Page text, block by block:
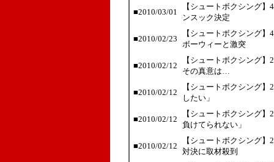
■2010/03/01
【シュートボクシング
ンスック決定
■2010/02/23
【シュートボクシング
ボーウィーと激突
■2010/02/12
【シュートボクシング
その真意は…
■2010/02/12
【シュートボクシング
したい」
■2010/02/12
【シュートボクシング
負けてられない」
■2010/02/12
【シュートボクシング
対決に取材殺到